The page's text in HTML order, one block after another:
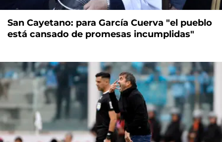
San Cayetano: para García Cuerva "el pueblo
está cansado de promesas incumplidas"